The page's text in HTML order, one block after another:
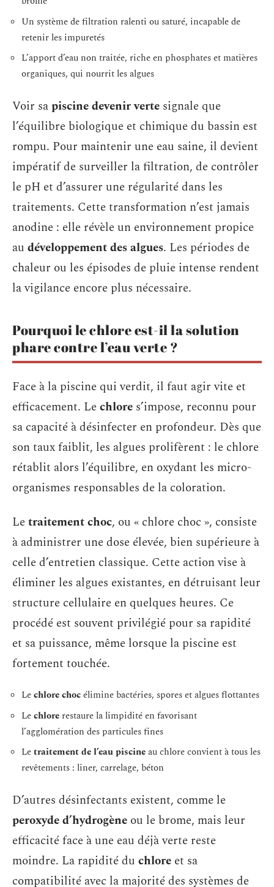
Un système de filtration ralenti ou saturé, incapable de
retenir les impuretés
L’apport d’eau non traitée, riche en phosphates et matières
organiques, qui nourrit les algues
Voir sapiscine devenir verte signale que
l’équilibre biologique et chimique du bassin est
rompu. Pour maintenir une eau saine, il devient
impératif de surveiller la filtration, de contrôler
le pH et d’assurer une régularité dans les
traitements. Cette transformation n’est jamais
anodine : elle révèle un environnement propice
au développement des algues. Les périodes de
chaleur ou les épisodes de pluie intense rendent
la vigilance encore plus nécessaire.
Pourquoi le chlore est-il la solution
phare contre l’eau verte ?
Face à la piscine qui verdit, il faut agir vite et
efficacement. Lechlore s’impose, reconnu pour
sa capacité à désinfecter en profondeur. Dès que
son taux faiblit, les algues prolifèrent : le chlore
rétablit alors l’équilibre, en oxydant les micro-
organismes responsables de la coloration.
Letraitement choc, ou « chlore choc », consiste
à administrer une dose élevée, bien supérieure à
celle d’entretien classique. Cette action vise à
éliminer les algues existantes, en détruisant leur
structure cellulaire en quelques heures. Ce
procédé est souvent privilégié pour sa rapidité
et sa puissance, même lorsque la piscine est
fortement touchée.
Lechlore chocélimine bactéries, spores et algues flottantes
Lechlore restaure la limpidité en favorisant
l’agglomération des particules fines
Letraitement de l’eau piscineau chlore convient à tous les
revêtements : liner, carrelage, béton
D’autres désinfectants existent, comme le
peroxyde d’hydrogène ou le brome, mais leur
efficacité face à une eau déjà verte reste
moindre. La rapidité du chlore et sa
compatibilité avec la majorité des systèmes de